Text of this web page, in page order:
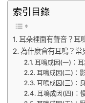
索引目錄
耳朵裡面有聲音？耳
為什麼會有耳鳴？常
耳鳴成因(一)：耳
耳鳴成因(二)：
耳鳴成因(三)：
耳鳴成因(四)：